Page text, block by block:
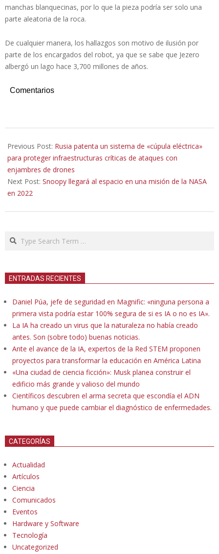
manchas blanquecinas, por lo que la pieza podría ser solo una
parte aleatoria de la roca.
De cualquier manera, los hallazgos son motivo de ilusión por
parte de los encargados del robot, ya que se sabe que Jezero
albergó un lago hace 3,700 millones de años.
Comentarios
11-
13
Previous Post: Rusia patenta un sistema de «cúpula eléctrica»
para proteger infraestructuras críticas de ataques con
enjambres de drones
Next Post: Snoopy llegará al espacio en una misión de la NASA
en 2022
Search
ENTRADAS RECIENTES
Daniel Púa, jefe de seguridad en Magnific: «ninguna persona a
primera vista podría estar 100% segura de si es IA o no es IA».
La IA ha creado un virus que la naturaleza no había creado
antes. Son (sobre todo) buenas noticias.
Ante el avance de la IA, expertos de la Red STEM proponen
proyectos para transformar la educación en América Latina
«Una ciudad de ciencia ficción»: Musk planea construir el
edificio más grande y valioso del mundo
Científicos descubren el arma secreta que escondía el ADN
humano y que puede cambiar el diagnóstico de enfermedades.
CATEGORÍAS
Actualidad
Artículos
Ciencia
Comunicados
Eventos
Hardware y Software
Tecnología
Uncategorized